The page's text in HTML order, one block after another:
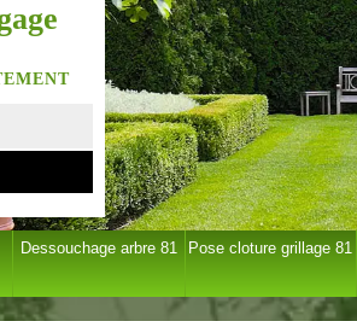
Dessouchage arbre 81 Pose cloture grillage 81